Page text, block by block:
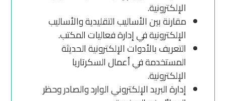
الإلكترونية.
مقارنة بين الأساليب التقليدية والأساليب
الإلكترونية في إدارة فعاليات المكتب.
التعريف بالأدوات الإلكترونية الحديثة
المستخدمة في أعمال السكرتاريا
الإلكترونية.
إدارة البريد الإلكتروني الوارد والصادر وحظر